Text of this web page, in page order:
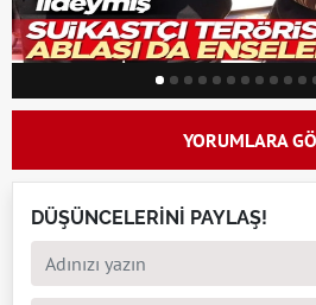
YORUMLARA
DÜŞÜNCELERİNİ PAYLAŞ!